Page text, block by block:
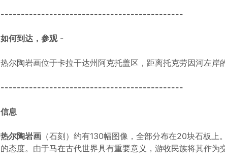
---------------------------------------------
如何到达，参观-
热尔陶岩画位于卡拉干达州阿克托盖区，距离托克劳因河左岸
---------------------------------------------
信息
热尔陶岩画 （石刻）约有130幅图像，全部分布在20块石板
的态度。由于马在古代世界具有重要意义，游牧民族将其作为